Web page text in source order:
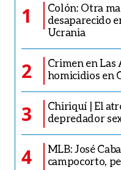
1
Colón: Otra
desaparecido
Ucrania
2
Crimen en Las
homicidios en
3
Chiriquí | El
depredador
4
MLB: José
campocorto,